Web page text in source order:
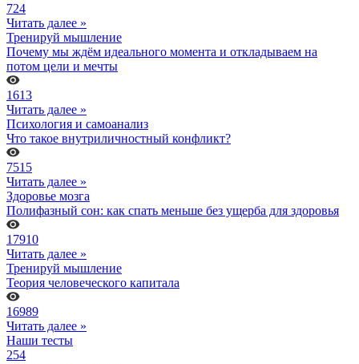
724
Читать далее »
Тренируй мышление
Почему мы ждём идеального момента и откладываем на
потом цели и мечты
1613
Читать далее »
Психология и самоанализ
Что такое внутриличностный конфликт?
7515
Читать далее »
Здоровье мозга
Полифазный сон: как спать меньше без ущерба для здоровья
17910
Читать далее »
Тренируй мышление
Теория человеческого капитала
16989
Читать далее »
Наши тесты
254